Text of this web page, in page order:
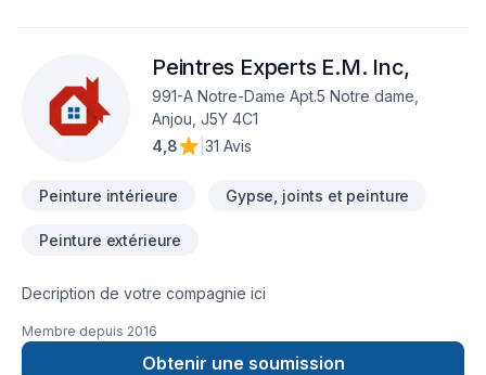
Peintres Experts E.M. Inc,
991-A Notre-Dame Apt.5 Notre dame,
Anjou, J5Y 4C1
4,8
31 Avis
Peinture intérieure Gypse, joints et peinture
Peinture extérieure
Decription de votre compagnie ici
Membre depuis 2016
Obtenir une soumission